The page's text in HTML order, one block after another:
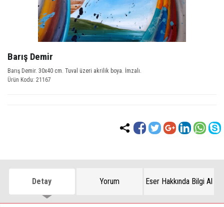
Barış Demir
Barış Demir. 30x40 cm. Tuval üzeri akrilik boya. İmzalı.
Ürün Kodu: 21167
Detay Yorum Eser Hakkında Bilgi Al